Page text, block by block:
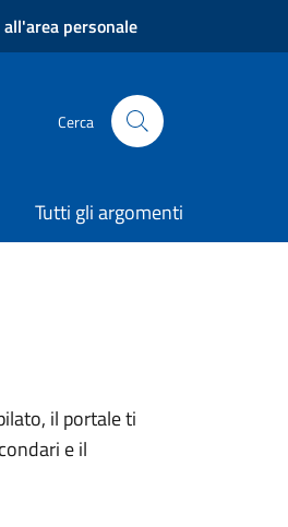
all'area personale
Cerca
Tutti gli argomenti
il portale ti
e il